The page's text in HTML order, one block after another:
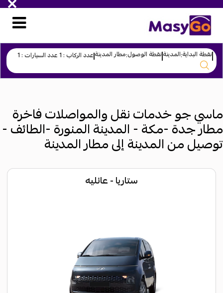
نقطة البداية:المدينةنقطة الوصول:مطار المدينةعدد الركاب : 1 عدد السيارات : 1
ماسي جو خدمات نقل والمواصلات فاخرة
مطار جدة -مكة - المدينة المنورة -الطائف -
توصيل من المدينة إلى مطار المدينة
ستاريا - عائليه